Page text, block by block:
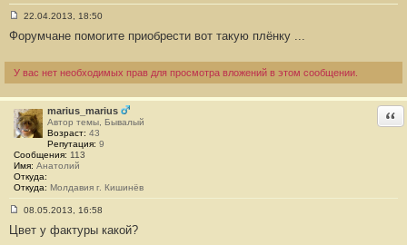
о
щ
е
и
е
#
1
22.04.2013, 18:50
Форумчане помогите приобрести вот такую плёнку ...
У вас нет необходимых прав для просмотра вложений в этом сообщении.
marius_marius
Автор темы, Бывалый
Возраст: 43
Репутация: 9
Сообщения: 113
Имя: Анатолий
Откуда:
Откуда: Молдавия г. Кишинёв
о
08.05.2013, 16:58
Цвет у фактуры какой?